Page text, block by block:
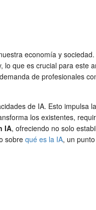
economía y
que es crucial para este
de profesionales
de IA. Esto impulsa
los existentes,
IA, ofreciendo no solo
sobre qué es la IA, un